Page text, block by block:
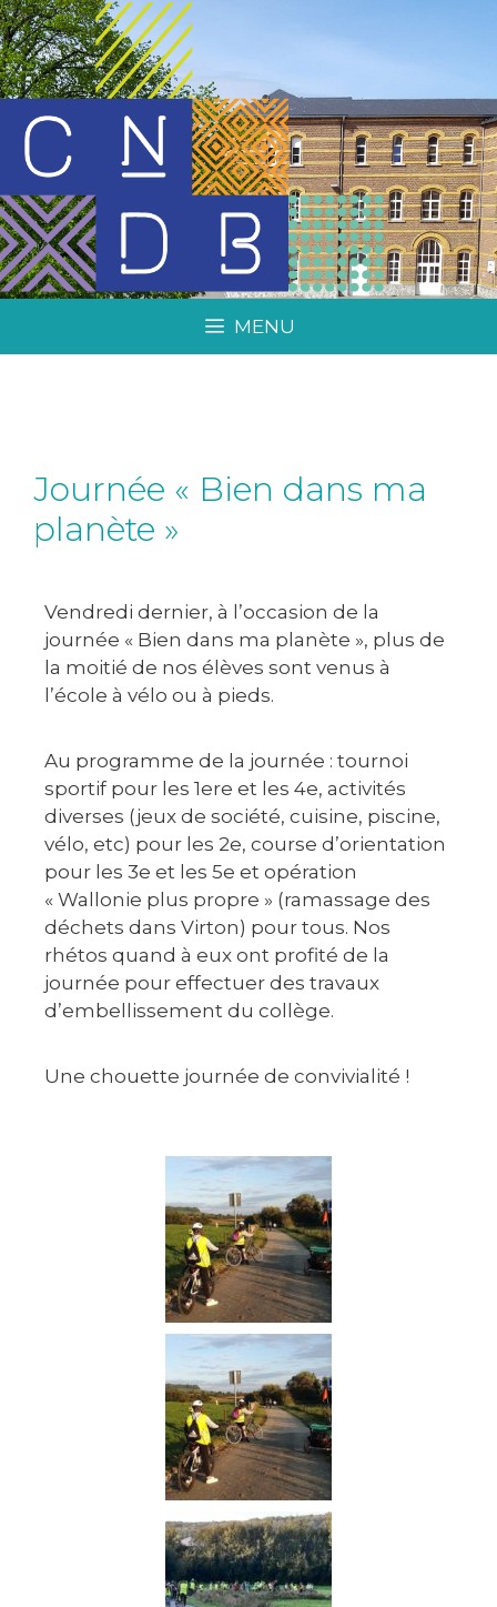
MENU
Journée « Bien dans ma
planète »
Vendredi dernier, à l’occasion de la
journée « Bien dans ma planète », plus de
la moitié de nos élèves sont venus à
l’école à vélo ou à pieds.
Au programme de la journée : tournoi
sportif pour les 1ere et les 4e, activités
diverses (jeux de société, cuisine, piscine,
vélo, etc) pour les 2e, course d’orientation
pour les 3e et les 5e et opération
« Wallonie plus propre » (ramassage des
déchets dans Virton) pour tous. Nos
rhétos quand à eux ont profité de la
journée pour effectuer des travaux
d’embellissement du collège.
Une chouette journée de convivialité !